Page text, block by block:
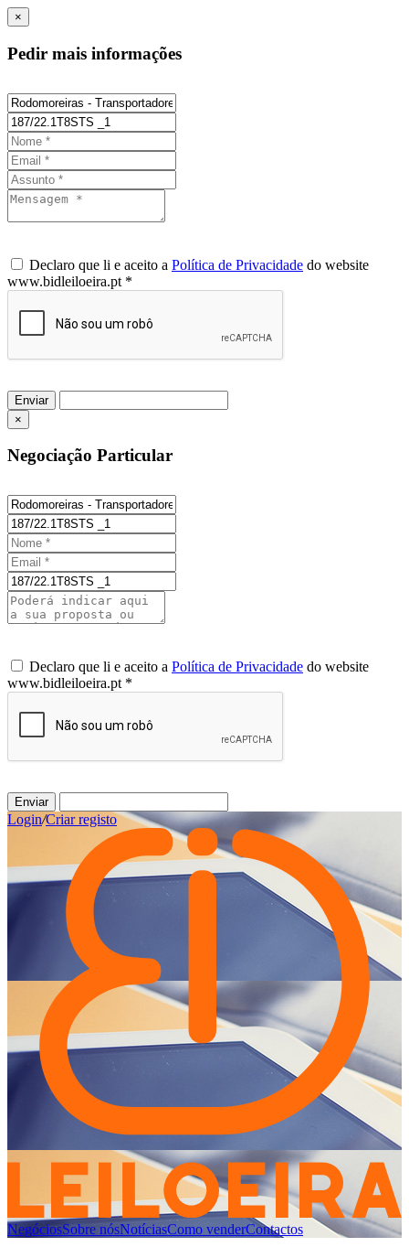
×
Pedir mais informações
Declaro que li e aceito a Política de Privacidade do website
www.bidleiloeira.pt *
Enviar
×
Negociação Particular
Declaro que li e aceito a Política de Privacidade do website
www.bidleiloeira.pt *
Enviar
Login/Criar registo
NegóciosSobre nósNotíciasComo venderContactos